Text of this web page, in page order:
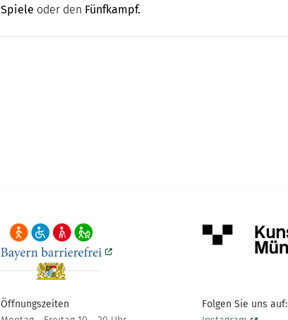
Spiele oder den Fünfkampf.
Öffnungszeiten
Folgen Sie uns auf: